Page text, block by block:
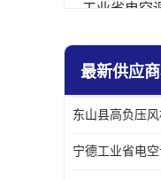
工业省电空
工业大吊扇
最新供应